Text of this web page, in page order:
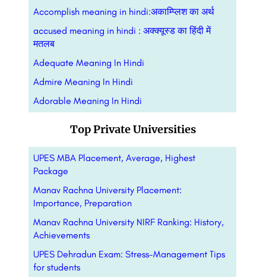
Accomplish meaning in hindi:अकाम्प्लिश का अर्थ
accused meaning in hindi : अक्क्यूस्ड का हिंदी में
मतलब
Adequate Meaning In Hindi
Admire Meaning In Hindi
Adorable Meaning In Hindi
Top Private Universities
UPES MBA Placement, Average, Highest
Package
Manav Rachna University Placement:
Importance, Preparation
Manav Rachna University NIRF Ranking: History,
Achievements
UPES Dehradun Exam: Stress-Management Tips
for students